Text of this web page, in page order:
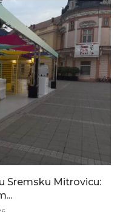
Sremsku Mitrovicu: